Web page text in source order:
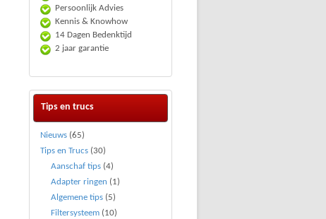
Persoonlijk Advies
Kennis & Knowhow
14 Dagen Bedenktijd
2 jaar garantie
Tips en trucs
Nieuws(65)
Tips en Trucs(30)
Aanschaf tips(4)
Adapter ringen (1)
Algemene tips(5)
Filtersysteem(10)